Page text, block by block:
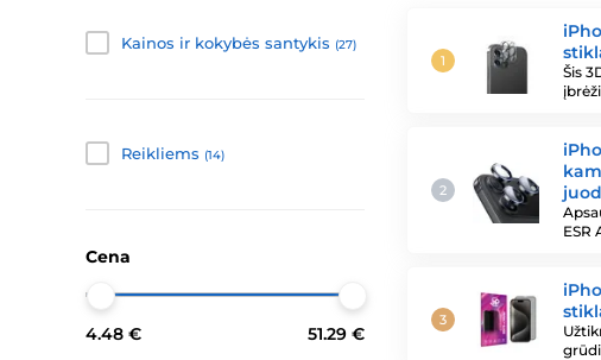
Šis
ESR
Kainos ir kokybės santykis (27)
Reikliems (14)
Cena
4.48 € 51.29 €